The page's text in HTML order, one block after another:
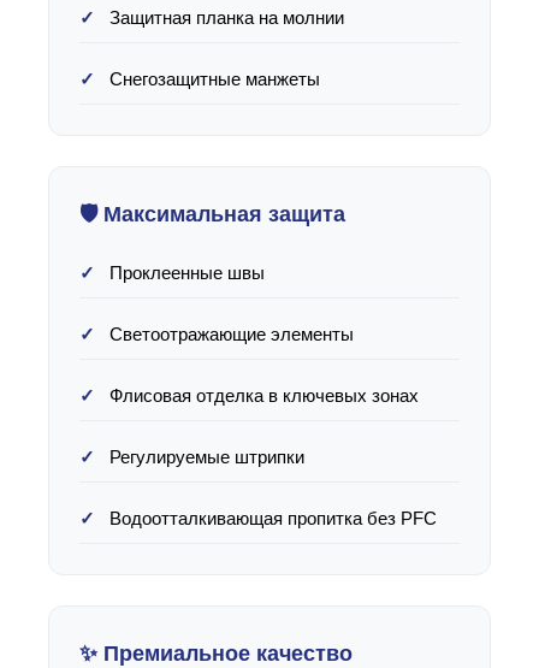
Защитная планка на молнии
Снегозащитные манжеты
🛡️ Максимальная защита
Проклеенные швы
Светоотражающие элементы
Флисовая отделка в ключевых зонах
Регулируемые штрипки
Водоотталкивающая пропитка без PFC
✨ Премиальное качество